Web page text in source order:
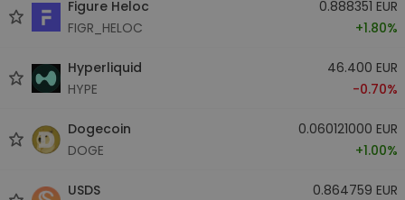
Figure Heloc
FIGR_HELOC
0.888351 EUR
+1.80%
Hyperliquid
HYPE
46.400 EUR
-0.70%
Dogecoin
DOGE
0.060121000 EUR
+1.00%
USDS
0.864759 EUR